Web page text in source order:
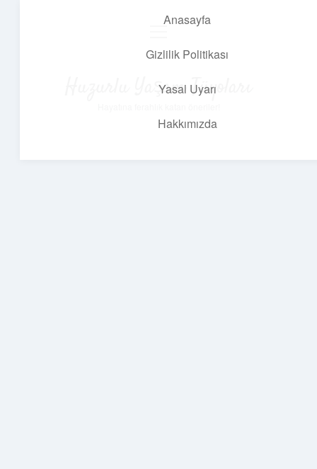
Anasayfa
Gizlilik Politikası
Yasal Uyarı
Hakkımızda
Huzurlu Yaşam Tüyoları